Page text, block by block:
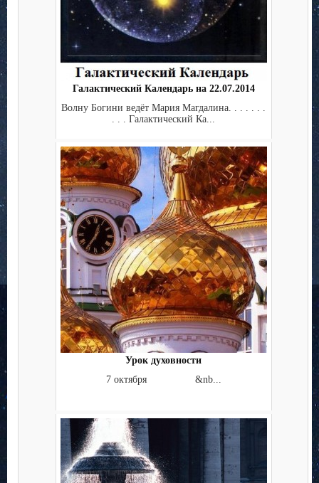
Галактический Календарь на 22.07.2014
Волну Богини ведёт Мария Магдалина. . . . . . .
. . . Галактический Ка...
Урок духовности
7 октября &nb...